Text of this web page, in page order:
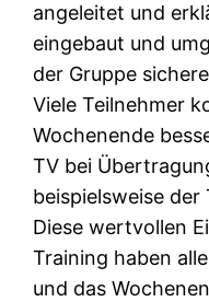
angeleitet und
eingebaut und
der Gruppe
Viele Teilnehmer
Wochenende
TV bei
beispielsweise der
Diese wertvollen
Training haben
und das